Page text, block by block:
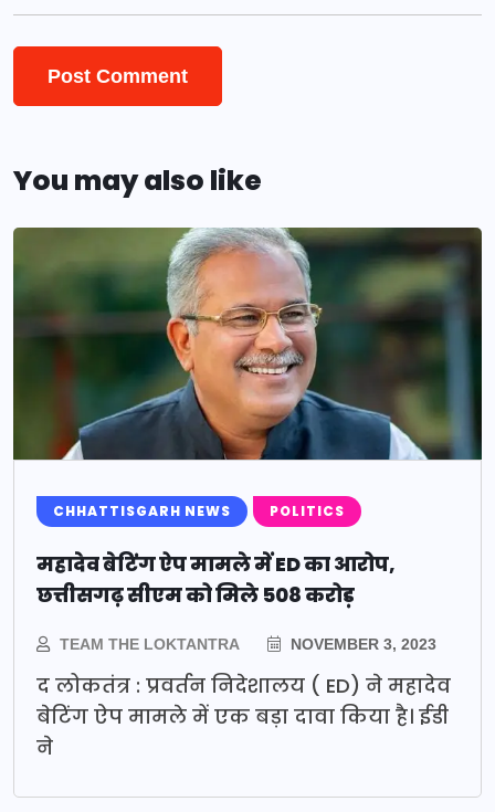
You may also like
CHHATTISGARH NEWS POLITICS
महादेव बेटिंग ऐप मामले में ED का आरोप,
छत्तीसगढ़ सीएम को मिले 508 करोड़
TEAM THE LOKTANTRA NOVEMBER 3, 2023
द लोकतंत्र : प्रवर्तन निदेशालय ( ED) ने महादेव
बेटिंग ऐप मामले में एक बड़ा दावा किया है। ईडी
ने